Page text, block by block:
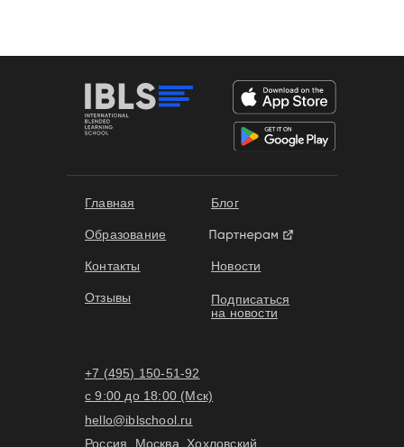
Главная
Образование
Отзывы
Контакты
+7 (495) 150-51-92
с 9:00 до 18:00 (Мск)
hello@iblschool.ru
Россия, Москва, Хохловский
Новости
Подписаться
на новости
Блог